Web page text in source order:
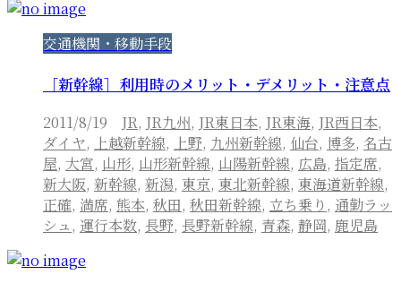
交通機関・移動手段
［新幹線］利用時のメリット・デメリット・注意点
2011/8/19 JR, JR九州, JR東日本, JR東海, JR西日本,
ダイヤ, 上越新幹線, 上野, 九州新幹線, 仙台, 博多, 名古
屋, 大宮, 山形, 山形新幹線, 山陽新幹線, 広島, 指定席,
新大阪, 新幹線, 新潟, 東京, 東北新幹線, 東海道新幹線,
正確, 満席, 熊本, 秋田, 秋田新幹線, 立ち乗り , 通勤ラッ
シュ , 運行本数, 長野, 長野新幹線, 青森, 静岡, 鹿児島